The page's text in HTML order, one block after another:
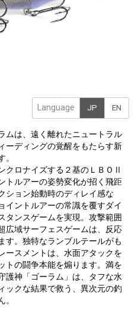
Language JP EN
ムは、遠く離れたニュートラル
ーディングの覚醒をもたらす新
クロナイズする２基のＬＢＯⅡ
トルアーの姿勢変化が招く飛距
ション始動時のディレイ感な
イントルアーの常識を覆すダイ
タンスゲームを実現。攻撃範囲
広域サーフェスゲームは、反応
す。独特なランブルテールがも
ースメントは、水面アタックを
トの闘争本能を煽ります。満を
護神「ゴーラム」は、タフな水
ックな結果で救う、異次元の釣